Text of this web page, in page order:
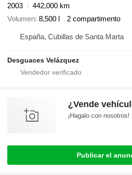
2003
442,000 km
Volumen 8,500 l 2 compartimento
España, Cubillas de Santa Marta
Desguaces Velázquez
¿Vende
¡Hagalo con nosotros!
Publicar el